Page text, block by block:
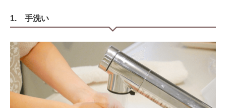
1. 手洗い